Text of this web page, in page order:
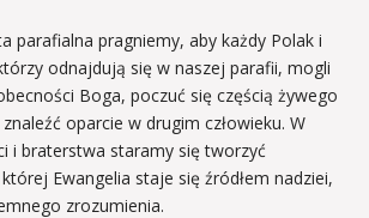
parafialna pragniemy, aby każdy Polak i
odnajdują się w naszej parafii, mogli
Boga, poczuć się częścią żywego
oparcie w drugim człowieku. W
i braterstwa staramy się tworzyć
Ewangelia staje się źródłem nadziei,
zrozumienia.